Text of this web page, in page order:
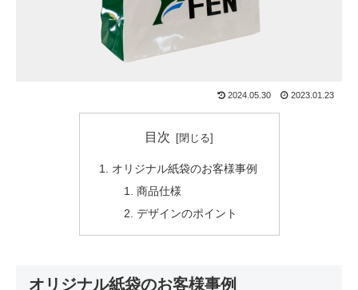
2024.05.30 2023.01.23
目次
オリジナル紙袋のお客様事例
商品仕様
デザインのポイント
オリジナル紙袋のお客様事例